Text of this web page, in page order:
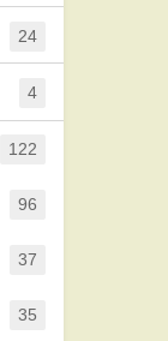
24
4
122
96
37
35